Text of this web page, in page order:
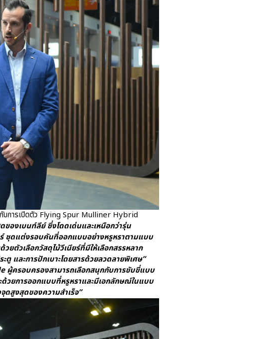
วกับการเปิดตัว Flying Spur Mulliner Hybrid
ของเบนท์ลีย์ ซึ่งโดดเด่นและเหนือกว่ารุ่น
ชุดแต่งรอบคันที่ออกแบบอย่างหรูหราตามแบบ
ตัวเลือกวัสดุไม้วีเนียร์ที่มีให้เลือกสรรหลาก
และการปักเบาะโดยสารด้วยลวดลายพิเศษ”
ผู้ครอบครองสามารถเลือกสนุกกับการขับขี่แบบ
วยการออกแบบที่หรูหราและมีเอกลักษณ์ในแบบ
สูงสุดของความสำเร็จ”